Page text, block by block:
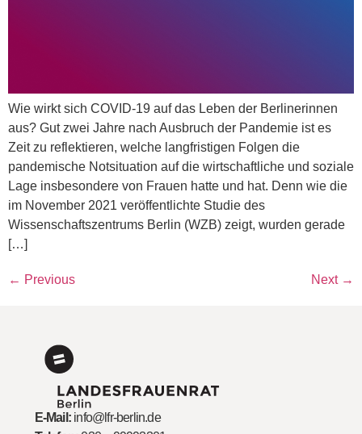
Wie wirkt sich COVID-19 auf das Leben der Berlinerinnen
aus? Gut zwei Jahre nach Ausbruch der Pandemie ist es
Zeit zu reflektieren, welche langfristigen Folgen die
pandemische Notsituation auf die wirtschaftliche und soziale
Lage insbesondere von Frauen hatte und hat. Denn wie die
im November 2021 veröffentlichte Studie des
Wissenschaftszentrums Berlin (WZB) zeigt, wurden gerade
[…]
← Previous Next →
E-Mail:info@lfr-berlin.de